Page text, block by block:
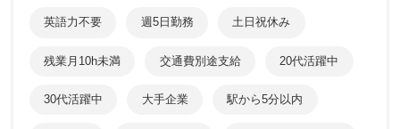
英語力不要 週5日勤務 土日祝休み
残業月10h未満 交通費別途支給 20代活躍中
30代活躍中 大手企業 駅から5分以内